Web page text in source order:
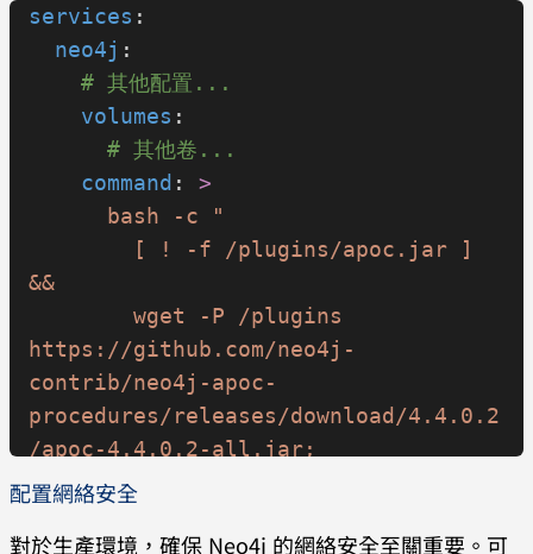
services :
  neo4j
:
    # 其他配置...
    volumes
:
      # 其他卷...
    command
: >
      bash -c "
&&
https://github.com/neo4j-
contrib/neo4j-apoc-
procedures/releases/download/4.4.0.2
/apoc-4.4.0.2-all.jar;
        /sbin/tini -g -- /docker-
      "
配置網絡安全
對於生產環境，確保 Neo4j 的網絡安全至關重要。可